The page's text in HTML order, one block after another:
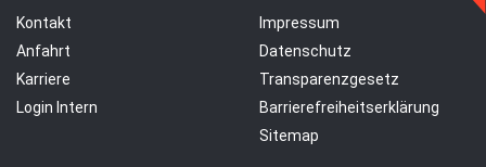
Kontakt
Anfahrt
Karriere
Login Intern
Impressum
Datenschutz
Transparenzgesetz
Barrierefreiheitserklärung
Sitemap